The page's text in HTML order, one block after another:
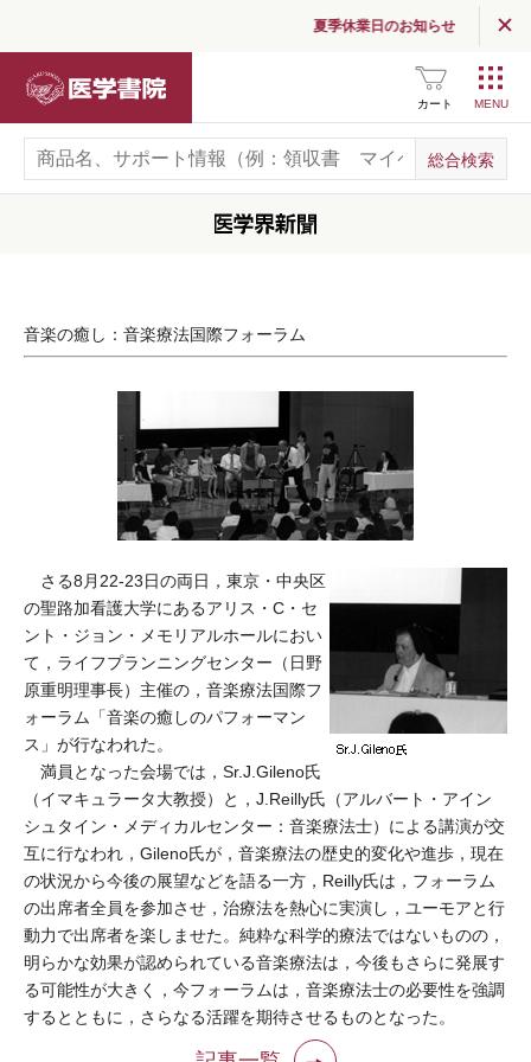
夏季休業日のお知らせ
カート
広告掲載について
お問い合わせ
音楽の癒し：音楽療法国際フォーラム
さる8月22-23日の両日，東京・中央区
の聖路加看護大学にあるアリス・C・セ
ント・ジョン・メモリアルホールにおい
て，ライフプランニングセンター（日野
原重明理事長）主催の，音楽療法国際フ
ォーラム「音楽の癒しのパフォーマン
ス」が行なわれた。
満員となった会場では，Sr.J.Gileno氏
（イマキュラータ大教授）と，J.Reilly氏（アルバート・アイン
シュタイン・メディカルセンター：音楽療法士）による講演が交
互に行なわれ，Gileno氏が，音楽療法の歴史的変化や進歩，現在
の状況から今後の展望などを語る一方，Reilly氏は，フォーラム
の出席者全員を参加させ，治療法を熱心に実演し，ユーモアと行
動力で出席者を楽しませた。純粋な科学的療法ではないものの，
明らかな効果が認められている音楽療法は，今後もさらに発展す
る可能性が大きく，今フォーラムは，音楽療法士の必要性を強調
するとともに，さらなる活躍を期待させるものとなった。